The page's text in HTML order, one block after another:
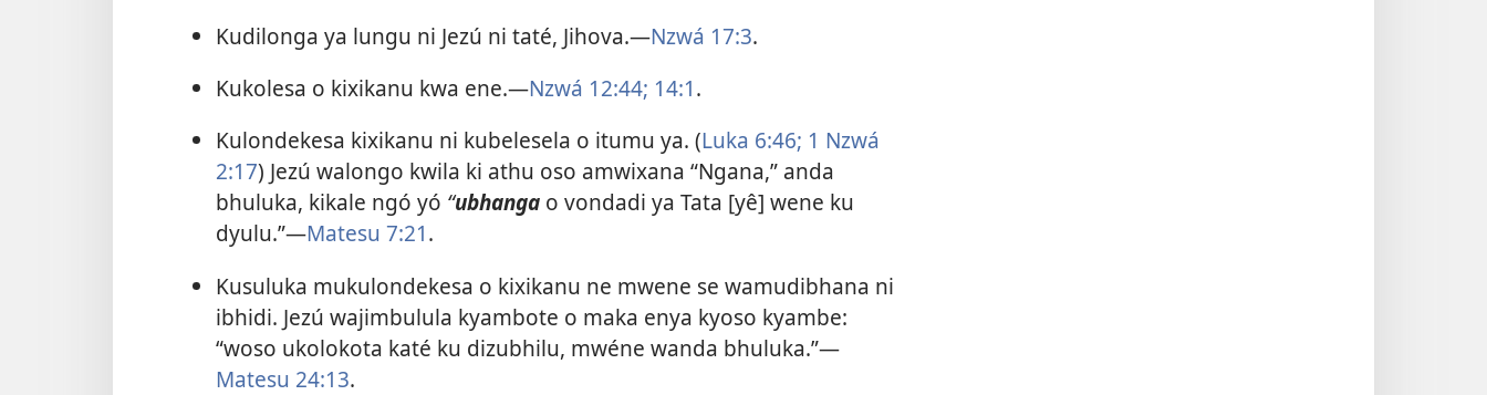
Kudilonga ya lungu ni Jezú ni taté, Jihova.—Nzwá 17:3.
Kukolesa o kixikanu kwa ene.—Nzwá 12:44; 14:1.
Kulondekesa kixikanu ni kubelesela o itumu ya. (Luka 6:46; 1 Nzwá
2:17) Jezú walongo kwila ki athu oso amwixana “Ngana,” anda
bhuluka, kikale ngó yó “ubhangao vondadi ya Tata [yê] wene ku
dyulu.”—Matesu 7:21.
Kusuluka mukulondekesa o kixikanu ne mwene se wamudibhana ni
ibhidi. Jezú wajimbulula kyambote o maka enya kyoso kyambe:
“woso ukolokota katé ku dizubhilu, mwéne wanda bhuluka.”—
Matesu 24:13.